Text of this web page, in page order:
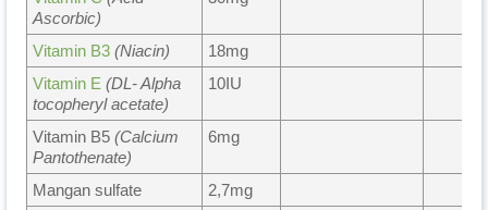
Ascorbic)
Vitamin B3 (Niacin)
18mg
Vitamin E (DL- Alpha
tocopheryl acetate)
10IU
Vitamin B5 (Calcium
Pantothenate)
6mg
Mangan sulfate
2,7mg